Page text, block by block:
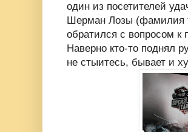
один из посетителей
Шерман Лозы (фамилия
обратился с вопросом
Наверно кто-то поднял
не стыитесь, бывает и